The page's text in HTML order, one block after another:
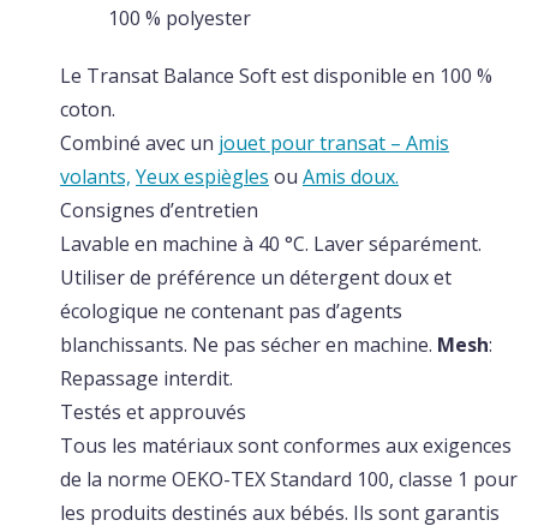
100 % polyester
Le Transat Balance Soft est disponible en 100 %
coton.
Combiné avec un jouet pour transat – Amis
volants, Yeux espiègles ou Amis doux.
Consignes d’entretien
Lavable en machine à 40 °C. Laver séparément.
Utiliser de préférence un détergent doux et
écologique ne contenant pas d’agents
blanchissants. Ne pas sécher en machine. Mesh:
Repassage interdit.
Testés et approuvés
Tous les matériaux sont conformes aux exigences
de la norme OEKO-TEX Standard 100, classe 1 pour
les produits destinés aux bébés. Ils sont garantis